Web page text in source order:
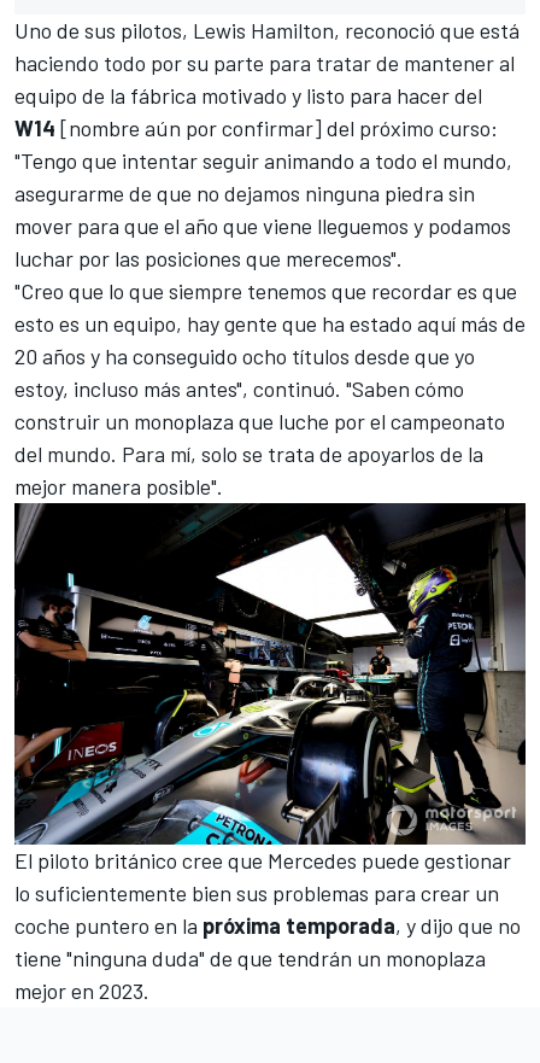
Uno de sus pilotos, Lewis Hamilton, reconoció que está
haciendo todo por su parte para tratar de mantener al
equipo de la fábrica motivado y listo para hacer del
W14 [nombre aún por confirmar] del próximo curso:
"Tengo que intentar seguir animando a todo el mundo,
asegurarme de que no dejamos ninguna piedra sin
mover para que el año que viene lleguemos y podamos
luchar por las posiciones que merecemos".
"Creo que lo que siempre tenemos que recordar es que
esto es un equipo, hay gente que ha estado aquí más de
20 años y ha conseguido ocho títulos desde que yo
estoy, incluso más antes", continuó. "Saben cómo
construir un monoplaza que luche por el campeonato
del mundo. Para mí, solo se trata de apoyarlos de la
mejor manera posible".
El piloto británico cree que Mercedes puede gestionar
lo suficientemente bien sus problemas para crear un
coche puntero en la próxima temporada, y dijo que no
tiene "ninguna duda" de que tendrán un monoplaza
mejor en 2023.